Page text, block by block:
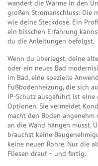
wandert die Wärme in den
großen Stromanschluss: Die
wie deine Steckdose. Ein
ein bisschen Erfahrung
du die Anleitungen befolgst.
Wenn du überlegst, deine
oder ein neues Bad
im Bad,eine spezielle
Fußbodenheizung, die sich
IP-Schutz ausgeführt ist eine
Optionen. Sie vermeidet
macht den Boden
an die Wand hängen musst.
brauchst keine
keine neuen Rohre. Nur die
Fliesen drauf – und fertig.